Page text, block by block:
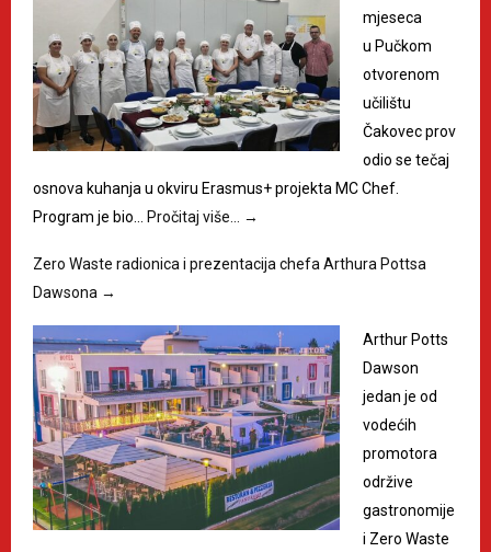
mjeseca
u Pučkom
otvorenom
učilištu
Čakovec prov
odio se tečaj
osnova kuhanja u okviru Erasmus+ projekta MC Chef.
Program je bio…
Pročitaj više… →
Zero Waste radionica i prezentacija chefa Arthura Pottsa
Dawsona →
Arthur Potts
Dawson
jedan je od
vodećih
promotora
održive
gastronomije
i Zero Waste